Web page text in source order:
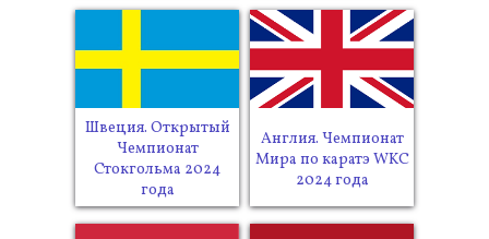
Швеция. Открытый
Чемпионат
Стокгольма 2024
года
Англия. Чемпионат
Мира по каратэ WKC
2024 года